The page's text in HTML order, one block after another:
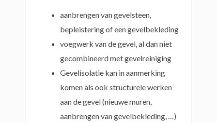
aanbrengen van gevelsteen,
bepleistering of een gevelbekleding
voegwerk van de gevel, al dan niet
gecombineerd met gevelreiniging
Gevelisolatie kan in aanmerking
komen als ook structurele werken
aan de gevel (nieuwe muren,
aanbrengen van gevelbekleding, …)